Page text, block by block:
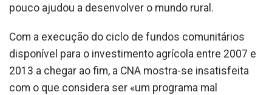
pouco ajudou a desenvolver o mundo rural.
Com a execução do ciclo de fundos comunitários
disponível para o investimento agrícola entre 2007 e
2013 a chegar ao fim, a CNA mostra-se insatisfeita
com o que considera ser «um programa mal